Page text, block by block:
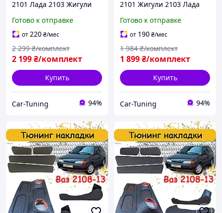
2101 Лада 2103 Жигули
подиумы батоны
декоративные накладки в
салон кожзам
Готово к отправке
от220₴/мес
2 199₴/комплект
2 299 ₴/комплект
Купить
Car-Tuning 94%
2101 Жигули 2103 Лада
подлокотник подиумы
обвес декоративные
накладки в салон ромб
Готово к отправке
от 190₴/мес
1 899₴/комплект
1 984 ₴/комплект
Купить
Car-Tuning 94%